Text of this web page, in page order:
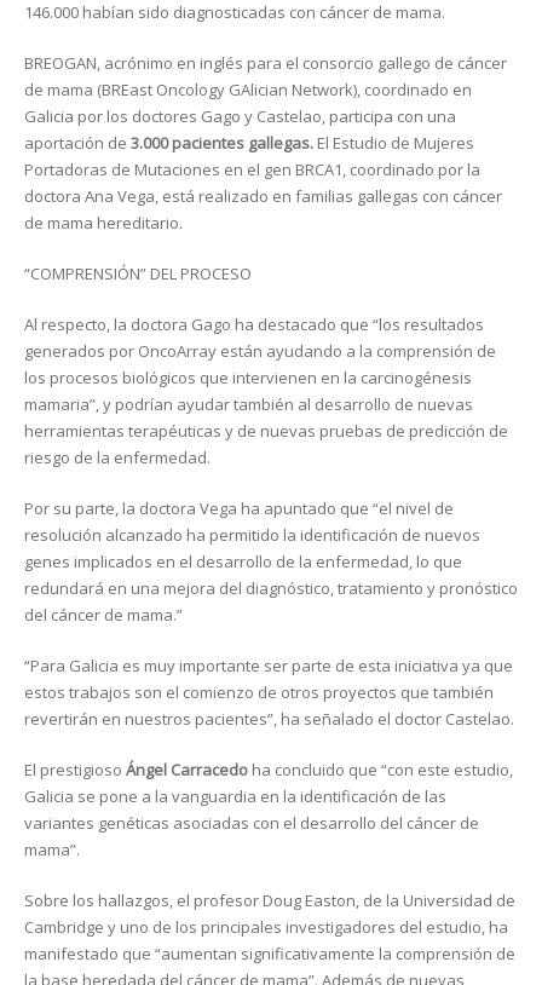
146.000 habían sido diagnosticadas con cáncer de mama.
BREOGAN, acrónimo en inglés para el consorcio gallego de cáncer
de mama (BREast Oncology GAlician Network), coordinado en
Galicia por los doctores Gago y Castelao, participa con una
aportación de 3.000 pacientes gallegas. El Estudio de Mujeres
Portadoras de Mutaciones en el gen BRCA1, coordinado por la
doctora Ana Vega, está realizado en familias gallegas con cáncer
de mama hereditario.
“COMPRENSIÓN” DEL PROCESO
Al respecto, la doctora Gago ha destacado que “los resultados
generados por OncoArray están ayudando a la comprensión de
los procesos biológicos que intervienen en la carcinogénesis
mamaria”, y podrían ayudar también al desarrollo de nuevas
herramientas terapéuticas y de nuevas pruebas de predicción de
riesgo de la enfermedad.
Por su parte, la doctora Vega ha apuntado que “el nivel de
resolución alcanzado ha permitido la identificación de nuevos
genes implicados en el desarrollo de la enfermedad, lo que
redundará en una mejora del diagnóstico, tratamiento y pronóstico
del cáncer de mama.”
“Para Galicia es muy importante ser parte de esta iniciativa ya que
estos trabajos son el comienzo de otros proyectos que también
revertirán en nuestros pacientes”, ha señalado el doctor Castelao.
El prestigioso Ángel Carracedo ha concluido que “con este estudio,
Galicia se pone a la vanguardia en la identificación de las
variantes genéticas asociadas con el desarrollo del cáncer de
mama”.
Sobre los hallazgos, el profesor Doug Easton, de la Universidad de
Cambridge y uno de los principales investigadores del estudio, ha
manifestado que “aumentan significativamente la comprensión de
la base heredada del cáncer de mama”. Además de nuevas